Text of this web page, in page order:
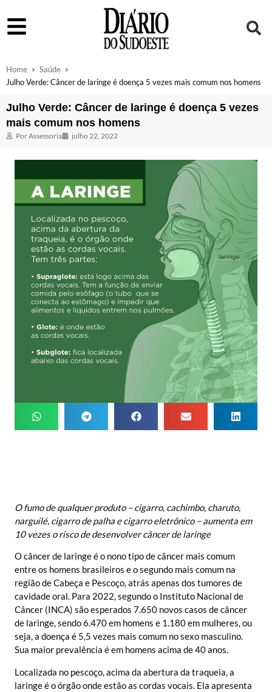
Home
Saúde
Julho Verde: Câncer de laringe é doença 5 vezes mais comum nos homens
Julho Verde: Câncer de laringe é doença 5 vezes
mais comum nos homens
PorAssessoria julho 22, 2022
O fumo de qualquer produto – cigarro, cachimbo, charuto,
narguilé, cigarro de palha e cigarro eletrônico – aumenta em
10 vezes o risco de desenvolver câncer de laringe
O câncer de laringe é o nono tipo de câncer mais comum
entre os homens brasileiros e o segundo mais comum na
região de Cabeça e Pescoço, atrás apenas dos tumores de
cavidade oral. Para 2022, segundo o Instituto Nacional de
Câncer (INCA) são esperados 7.650 novos casos de câncer
de laringe, sendo 6.470 em homens e 1.180 em mulheres, ou
seja, a doença é 5,5 vezes mais comum no sexo masculino.
Sua maior prevalência é em homens acima de 40 anos.
Localizada no pescoço, acima da abertura da traqueia, a
laringe é o órgão onde estão as cordas vocais. Ela apresenta